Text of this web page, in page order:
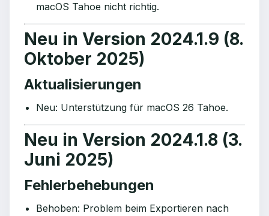
macOS Tahoe nicht richtig.
Neu in Version 2024.1.9 (8.
Oktober 2025)
Aktualisierungen
Neu: Unterstützung für macOS 26 Tahoe.
Neu in Version 2024.1.8 (3.
Juni 2025)
Fehlerbehebungen
Behoben: Problem beim Exportieren nach